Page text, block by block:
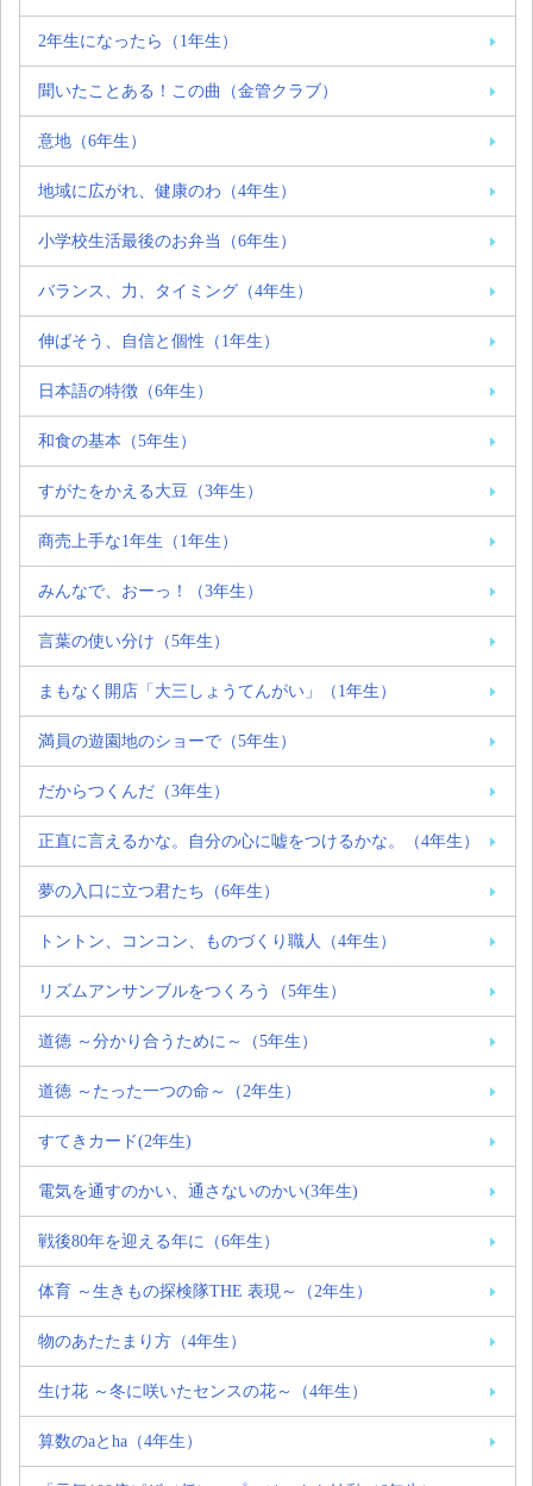
2年生になったら（1年生）
聞いたことある！この曲（金管クラブ）
意地（6年生）
地域に広がれ、健康のわ（4年生）
小学校生活最後のお弁当（6年生）
バランス、力、タイミング（4年生）
伸ばそう、自信と個性（1年生）
日本語の特徴（6年生）
和食の基本（5年生）
すがたをかえる大豆（3年生）
商売上手な1年生（1年生）
みんなで、おーっ！（3年生）
言葉の使い分け（5年生）
まもなく開店「大三しょうてんがい」（1年生）
満員の遊園地のショーで（5年生）
だからつくんだ（3年生）
正直に言えるかな。自分の心に嘘をつけるかな。（4年生）
夢の入口に立つ君たち（6年生）
トントン、コンコン、ものづくり職人（4年生）
リズムアンサンブルをつくろう（5年生）
道徳 ～分かり合うために～（5年生）
道徳 ～たった一つの命～（2年生）
すてきカード(2年生)
電気を通すのかい、通さないのかい(3年生)
戦後80年を迎える年に（6年生）
体育 ～生きもの探検隊THE 表現～（2年生）
物のあたたまり方（4年生）
生け花 ～冬に咲いたセンスの花～（4年生）
算数のaとha（4年生）